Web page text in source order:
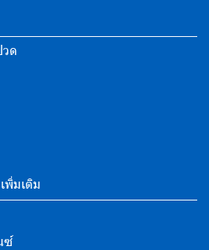
ด
พิ่มเติม
ซ์